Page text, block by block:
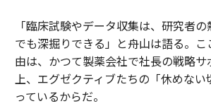
「臨床試験やデータ収集は、研究者
でも深掘りできる」と舟山は語る。
由は、かつて製薬会社で社長の戦略
上、エグゼクティブたちの「休めな
っているからだ。